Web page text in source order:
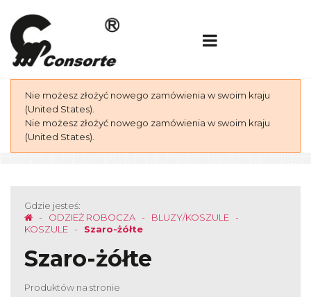
Nie możesz złożyć nowego zamówienia w swoim kraju
(United States).
Nie możesz złożyć nowego zamówienia w swoim kraju
(United States).
Gdzie jesteś:
ODZIEŻ ROBOCZA
BLUZY/KOSZULE
KOSZULE
Szaro-żółte
Szaro-żółte
Produktów na stronie